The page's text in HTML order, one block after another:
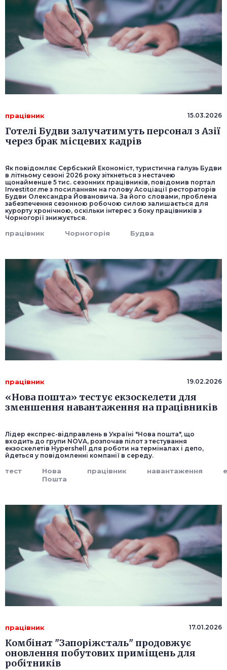
працівник 15.03.2026
Готелі Будви залучатимуть персонал з Азії
через брак місцевих кадрів
Як повідомляє Сербський Економіст, туристична галузь Будви
в літньому сезоні 2026 року зіткнеться з нестачею
щонайменше 5 тис. сезонних працівників, повідомив портал
Investitor.me з посиланням на голову Асоціації рестораторів
Будви Олександра Йовановича. За його словами, проблема
забезпечення сезонною робочою силою залишається для
курорту хронічною, оскільки інтерес з боку працівників з
Чорногорії знижується.
працівник Чорногорія Будва
працівник 19.02.2026
«Нова пошта» тестує екзоскелети для
зменшення навантаження на працівників
Лідер експрес-відправлень в Україні "Нова пошта", що
входить до групи NOVA, розпочав пілот з тестування
екзоскелетів Hypershell для роботи на терміналах і депо,
йдеться у повідомленні компанії в середу.
тест
Нова
Пошта
працівник навантаження
працівник 17.01.2026
Комбінат "Запоріжсталь" продовжує
оновлення побутових приміщень для
робітників